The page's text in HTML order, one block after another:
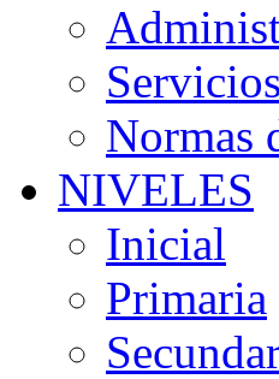
Normas
NIVELES
Inicial
Primaria